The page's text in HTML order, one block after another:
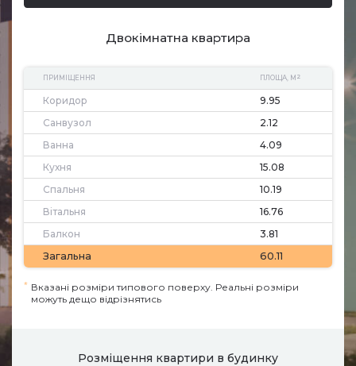
Двокімнатна квартира
ПРИМІЩЕННЯ ПЛОЩА, М 2
Коридор
9.95
Санвузол
2.12
Ванна
4.09
Кухня
15.08
Спальня
10.19
Вітальня
16.76
Балкон
3.81
Загальна
60.11
* Вказані розміри типового поверху. Реальні розміри
можуть дещо відрізнятись
Розміщення квартири в будинку